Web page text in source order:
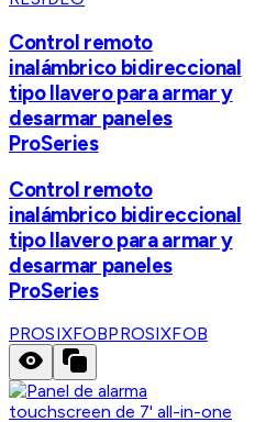
Control remoto
inalámbrico bidireccional
tipo llavero para armar y
desarmar paneles
ProSeries
Control remoto
inalámbrico bidireccional
tipo llavero para armar y
desarmar paneles
ProSeries
PROSIXFOBPROSIXFOB